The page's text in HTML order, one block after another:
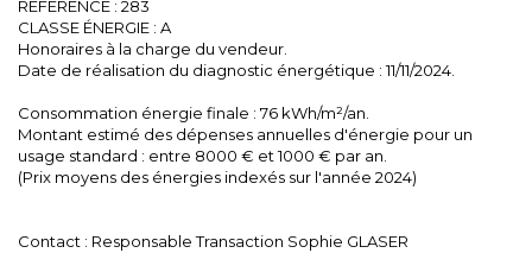
RÉFÉRENCE : 283
CLASSE ÉNERGIE : A
Honoraires à la charge du vendeur.
Date de réalisation du diagnostic énergétique : 11/11/2024.
Consommation énergie finale : 76 kWh/m²/an.
Montant estimé des dépenses annuelles d'énergie pour un
usage standard : entre 8000 € et 1000 € par an.
(Prix moyens des énergies indexés sur l'année 2024)
Contact : Responsable Transaction Sophie GLASER